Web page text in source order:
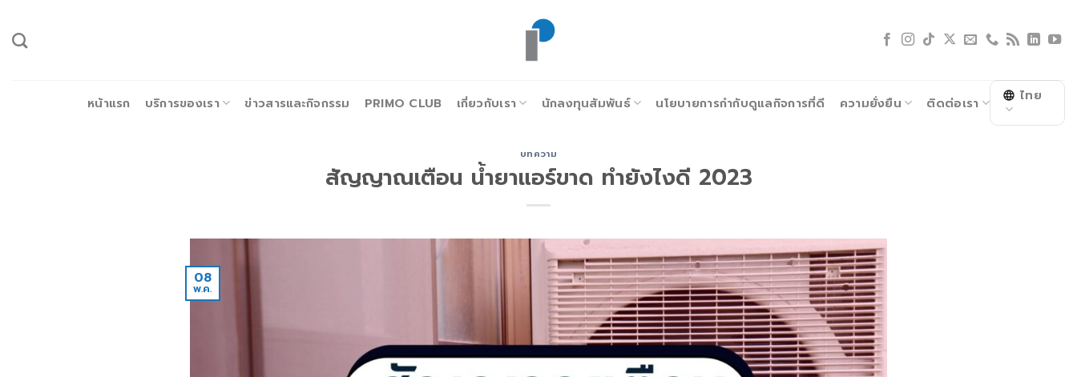
ยัง
หน้าแรก บริการของเรา ข่าวสารและกิจกรรม PRIMO CLUB เกี่ยวกับเรา นักลงทุนสัมพันธ์ นโยบายการกำกับดูแลกิจการที่ดี ความยั่งยืน ติดต่อเรา ไทย
บทความ
สัญญาณเตือน น้ำยาแอร์ขาด ทำยังไงดี 2023
08
พ.ค.